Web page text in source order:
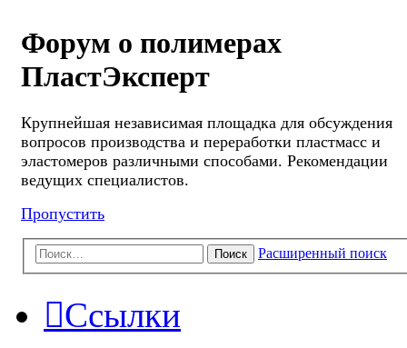
Форум о полимерах
ПластЭксперт
Крупнейшая независимая площадка для обсуждения
вопросов производства и переработки пластмасс и
эластомеров различными способами. Рекомендации
ведущих специалистов.
Пропустить
Поиск Расширенный поиск
Ссылки